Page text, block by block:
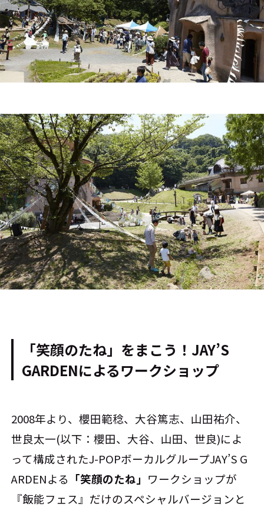
「笑顔のたね」をまこう！JAY’S
GARDENによるワークショップ
2008年より、櫻田範稔、大谷篤志、山田祐介、
世良太一(以下：櫻田、大谷、山田、世良)によ
って構成されたJ-POPボーカルグループJAY’S G
ARDENよる 「笑顔のたね」 ワークショップが
『飯能フェス』だけのスペシャルバージョンと